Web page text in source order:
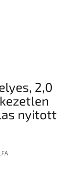
2,0
nyitott